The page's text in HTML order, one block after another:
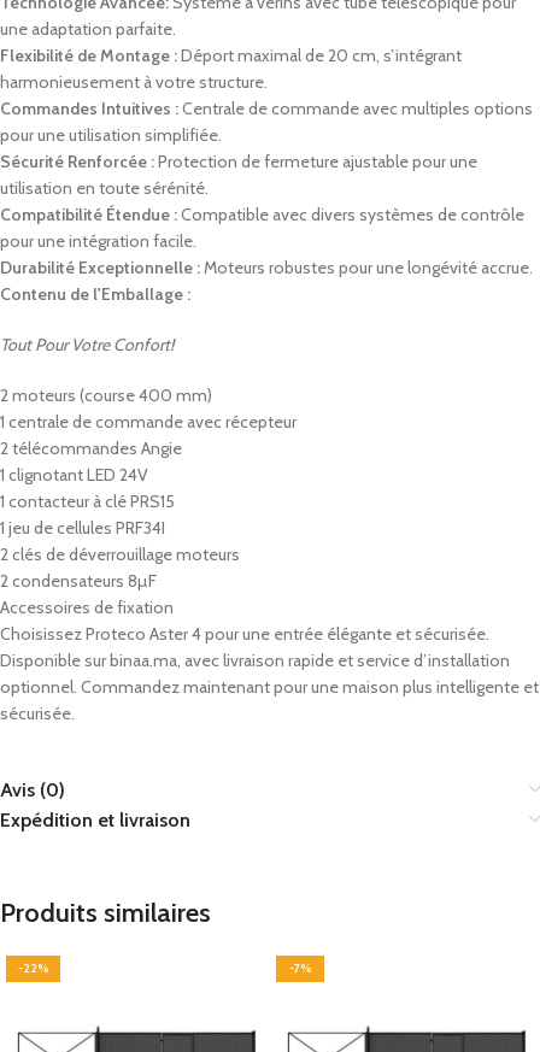
une adaptation parfaite.
Flexibilité de Montage :Déport maximal de 20 cm, s’intégrant
harmonieusement à votre structure.
Commandes Intuitives :Centrale de commande avec multiples options
pour une utilisation simplifiée.
Sécurité Renforcée :Protection de fermeture ajustable pour une
utilisation en toute sérénité.
Compatibilité Étendue :Compatible avec divers systèmes de contrôle
pour une intégration facile.
Durabilité Exceptionnelle :Moteurs robustes pour une longévité accrue.
Contenu de l'Emballage :
Tout Pour Votre Confort!
2 moteurs (course 400 mm)
1 centrale de commande avec récepteur
2 télécommandes Angie
1 clignotant LED 24V
1 contacteur à clé PRS15
1 jeu de cellules PRF34I
2 clés de déverrouillage moteurs
2 condensateurs 8µF
Accessoires de fixation
Choisissez Proteco Aster 4 pour une entrée élégante et sécurisée.
Disponible sur binaa.ma, avec livraison rapide et service d’installation
optionnel. Commandez maintenant pour une maison plus intelligente et
sécurisée.
Avis (0)
Expédition et livraison
Produits similaires
-22% -7%